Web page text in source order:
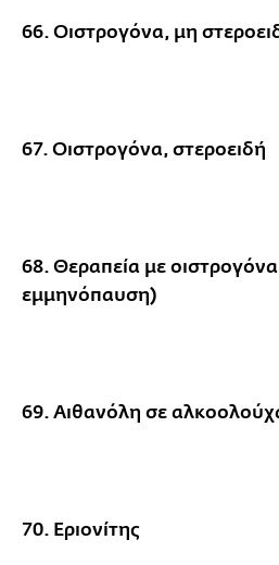
66. Οιστρογόνα, μη
67. Οιστρογόνα, στεροειδή
68. Θεραπεία με
εμμηνόπαυση)
69. Αιθανόλη σε
70. Εριονίτης